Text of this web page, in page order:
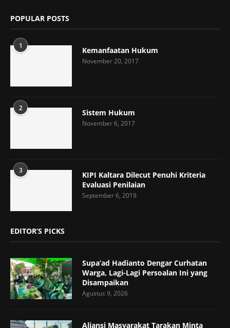
POPULAR POSTS
1 Kemanfaatan Hukum
November 20, 2017
2 Sistem Hukum
November 6, 2017
3
KIPI Kaltara Dilecut Penuhi Kriteria
Evaluasi Penilaian
September 6, 2019
EDITOR’S PICKS
Supa’ad Hadianto Dengar Curhatan
Warga, Lagi-Lagi Persoalan Ini yang
Disampaikan
Agustus 9, 2026
Aliansi Masyarakat Tarakan Minta